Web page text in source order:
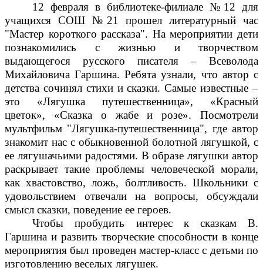
12 февраля в библиотеке-филиале №12 для
учащихся СОШ №21 прошел литературный час
"Мастер короткого рассказа". На мероприятии дети
познакомились с жизнью и творчеством
выдающегося русского писателя – Всеволода
Михайловича Гаршина. Ребята узнали, что автор с
детства сочинял стихи и сказки. Самые известные –
это «Лягушка путешественница», «Красный
цветок», «Сказка о жабе и розе». Посмотрели
мультфильм "Лягушка-путешественница", где автор
знакомит нас с обыкновенной болотной лягушкой, с
ее лягушачьими радостями. В образе лягушки автор
раскрывает такие проблемы человеческой морали,
как хвастовство, ложь, болтливость. Школьники с
удовольствием отвечали на вопросы, обсуждали
смысл сказки, поведение ее героев.
Чтобы пробудить интерес к сказкам В.
Гаршина и развить творческие способности в конце
мероприятия был проведен мастер-класс с детьми по
изготовлению веселых лягушек.